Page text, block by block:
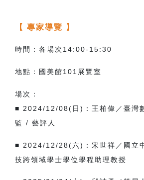
【 專家導覽 】
時間： 各場次14:00-15:30
地點：國美館101展覽室
場次：
■ 2024/12/08( 日)：王柏偉／臺灣
監 / 藝評人
■ 2024/12/28(六)：宋世祥／國立
技跨領域學士學位學程助理教授